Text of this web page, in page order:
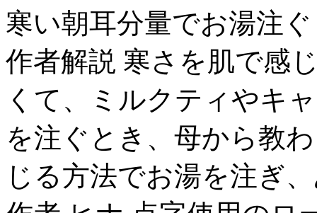
寒い朝耳分量でお湯注ぐ
作者解説 寒さを肌で感
くて、ミルクティやキ
を注ぐとき、母から教
じる方法でお湯を注ぎ